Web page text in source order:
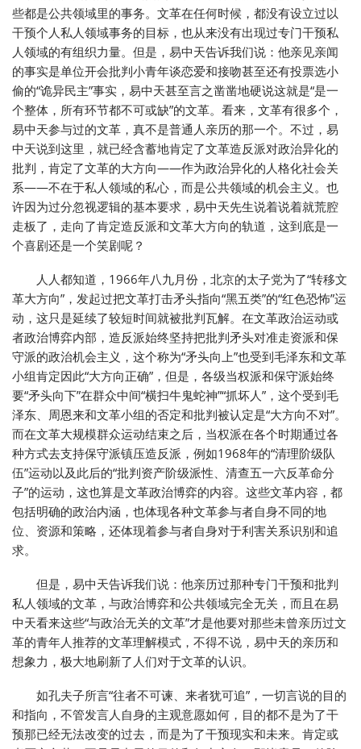
些都是公共领域里的事务。文革在任何时候，都没有设立过以
干预个人私人领域事务的目标，也从来没有出现过专门干预私
人领域的有组织力量。但是，易中天告诉我们说：他亲见亲闻
的事实是单位开会批判小青年谈恋爱和接吻甚至还有投票选小
偷的“诡异民主”事实，易中天甚至言之凿凿地硬说这就是“是一
个整体，所有环节都不可或缺”的文革。看来，文革有很多个，
易中天参与过的文革，真不是普通人亲历的那一个。不过，易
中天说到这里，就已经含蓄地肯定了文革造反派对政治异化的
批判，肯定了文革的大方向——作为政治异化的人格化社会关
系——不在于私人领域的私心，而是公共领域的机会主义。也
许因为过分忽视逻辑的基本要求，易中天先生说着说着就荒腔
走板了，走向了肯定造反派和文革大方向的轨道，这到底是一
个喜剧还是一个笑剧呢？
人人都知道，1966年八九月份，北京的太子党为了“转移文
革大方向”，发起过把文革打击矛头指向“黑五类”的“红色恐怖”运
动，这只是延续了较短时间就被批判瓦解。在文革政治运动或
者政治博弈内部，造反派始终坚持把批判矛头对准走资派和保
守派的政治机会主义，这个称为“矛头向上”也受到毛泽东和文革
小组肯定因此“大方向正确”，但是，各级当权派和保守派始终
要“矛头向下”在群众中间“横扫牛鬼蛇神”“抓坏人”，这个受到毛
泽东、周恩来和文革小组的否定和批判被认定是“大方向不对”。
而在文革大规模群众运动结束之后，当权派在各个时期通过各
种方式去支持保守派镇压造反派，例如1968年的“清理阶级队
伍”运动以及此后的“批判资产阶级派性、清查五一六反革命分
子”的运动，这也算是文革政治博弈的内容。这些文革内容，都
包括明确的政治内涵，也体现各种文革参与者自身不同的地
位、资源和策略，还体现着参与者自身对于利害关系识别和追
求。
但是，易中天告诉我们说：他亲历过那种专门干预和批判
私人领域的文革，与政治博弈和公共领域完全无关，而且在易
中天看来这些“与政治无关的文革”才是他要对那些未曾亲历过文
革的青年人推荐的文革理解模式，不得不说，易中天的亲历和
想象力，极大地刷新了人们对于文革的认识。
如孔夫子所言“往者不可谏、来者犹可追”，一切言说的目的
和指向，不管发言人自身的主观意愿如何，目的都不是为了干
预那已经无法改变的过去，而是为了干预现实和未来。肯定或